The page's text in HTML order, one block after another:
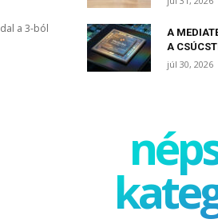
a 3-ból
A
A
júl 30, 2026